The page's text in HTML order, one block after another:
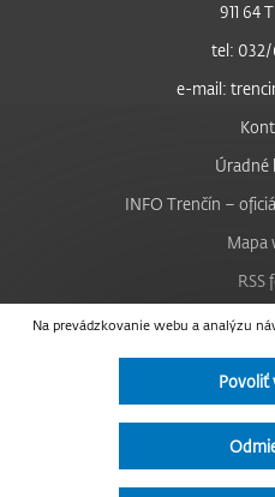
Na prevádzkovanie webu a analýzu
Povoliť
911 64
tel: 032/
e-mail:
Úradné
INFO Trenčín –
Mapa
RSS
Vyhlásenie